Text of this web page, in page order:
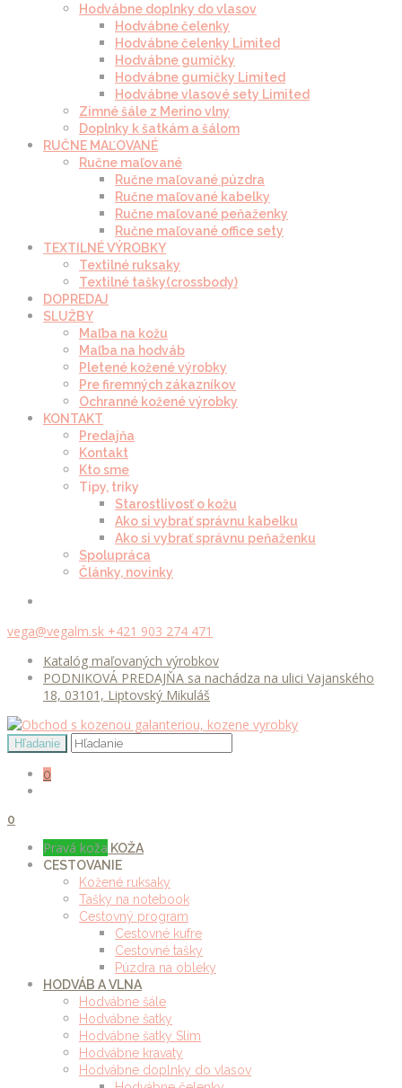
Hodvábne doplnky do vlasov
Hodvábne čelenky
Hodvábne čelenky Limited
Hodvábne gumičky
Hodvábne gumičky Limited
Hodvábne vlasové sety Limited
Zimné šále z Merino vlny
Doplnky k šatkám a šálom
RUČNE MAĽOVANÉ
Ručne maľované
Ručne maľované púzdra
Ručne maľované kabelky
Ručne maľované peňaženky
Ručne maľované office sety
TEXTILNÉ VÝROBKY
Textilné ruksaky
Textilné tašky(crossbody)
DOPREDAJ
SLUŽBY
Maľba na kožu
Maľba na hodváb
Pletené kožené výrobky
Pre firemných zákazníkov
Ochranné kožené výrobky
KONTAKT
Predajňa
Kontakt
Kto sme
Tipy, triky
Starostlivosť o kožu
Ako si vybrať správnu kabelku
Ako si vybrať správnu peňaženku
Spolupráca
Články, novinky
vega@vegalm.sk +421 903 274 471
Katalóg maľovaných výrobkov
PODNIKOVÁ PREDAJŇA sa nachádza na ulici Vajanského
18, 03101, Liptovský Mikuláš
0
0
Pravá koža KOŽA
CESTOVANIE
Kožené ruksaky
Tašky na notebook
Cestovný program
Cestovné kufre
Cestovné tašky
Púzdra na obleky
HODVÁB A VLNA
Hodvábne šále
Hodvábne šatky
Hodvábne šatky Slim
Hodvábne kravaty
Hodvábne doplnky do vlasov